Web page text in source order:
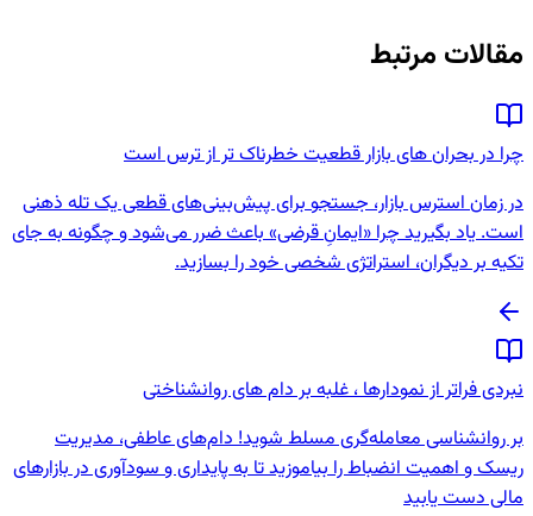
مقالات مرتبط
چرا در بحران های بازار قطعیت خطرناک تر از ترس است
در زمان استرس بازار، جستجو برای پیش‌بینی‌های قطعی یک تله ذهنی
است. یاد بگیرید چرا «ایمانِ قرضی» باعث ضرر می‌شود و چگونه به جای
تکیه بر دیگران، استراتژی شخصی خود را بسازید.
نبردی فراتر از نمودارها ، غلبه بر دام های روانشناختی
بر روانشناسی معامله‌گری مسلط شوید! دام‌های عاطفی، مدیریت
ریسک و اهمیت انضباط را بیاموزید تا به پایداری و سودآوری در بازارهای
مالی دست یابید